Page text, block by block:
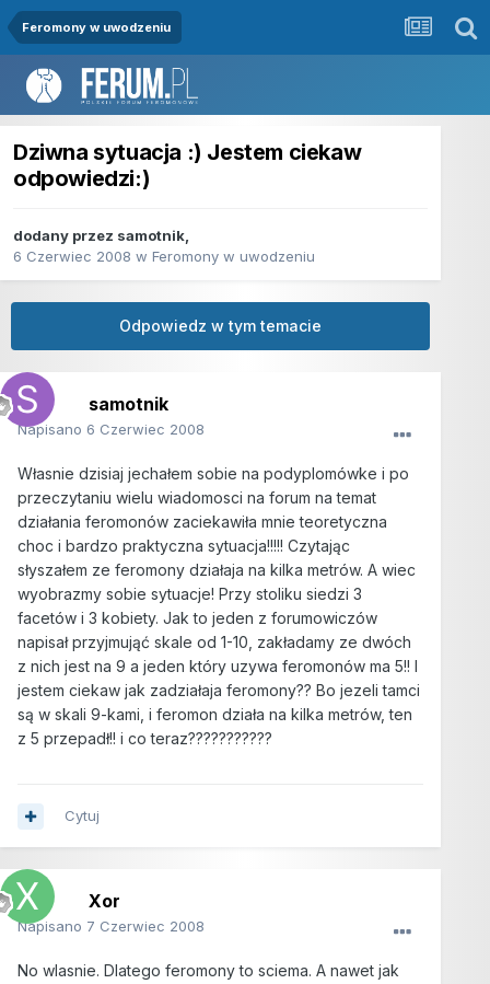
Feromony w uwodzeniu
Dziwna sytuacja :) Jestem ciekaw
odpowiedzi:)
dodany przez samotnik,
6 Czerwiec 2008 w Feromony w uwodzeniu
Odpowiedz w tym temacie
samotnik
Napisano 6 Czerwiec 2008
Własnie dzisiaj jechałem sobie na podyplomówke i po
przeczytaniu wielu wiadomosci na forum na temat
działania feromonów zaciekawiła mnie teoretyczna
choc i bardzo praktyczna sytuacja!!!!! Czytając
słyszałem ze feromony działaja na kilka metrów. A wiec
wyobrazmy sobie sytuacje! Przy stoliku siedzi 3
facetów i 3 kobiety. Jak to jeden z forumowiczów
napisał przyjmująć skale od 1-10, zakładamy ze dwóch
z nich jest na 9 a jeden który uzywa feromonów ma 5!! I
jestem ciekaw jak zadziałaja feromony?? Bo jezeli tamci
są w skali 9-kami, i feromon działa na kilka metrów, ten
z 5 przepadł!! i co teraz???????????
Cytuj
Xor
Napisano 7 Czerwiec 2008
No wlasnie. Dlatego feromony to sciema. A nawet jak